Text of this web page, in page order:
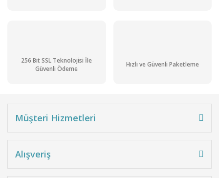
256 Bit SSL Teknolojisi İle
Güvenli Ödeme
Hızlı ve Güvenli Paketleme
Müşteri Hizmetleri
Alışveriş